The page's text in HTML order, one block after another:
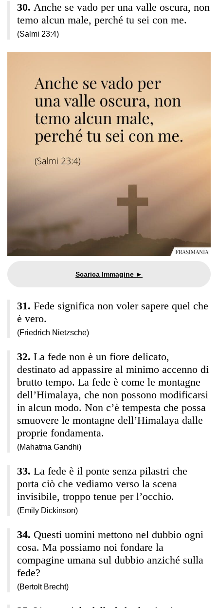
Anche se vado per una valle oscura, non
temo alcun male, perché tu sei con me.
(Salmi 23:4)
Fede significa non voler sapere quel che
è vero.
(Friedrich Nietzsche)
La fede non è un fiore delicato,
destinato ad appassire al minimo accenno di
brutto tempo. La fede è come le montagne
dell’Himalaya, che non possono modificarsi
in alcun modo. Non c’è tempesta che possa
smuovere le montagne dell’Himalaya dalle
proprie fondamenta.
(Mahatma Gandhi)
La fede è il ponte senza pilastri che
porta ciò che vediamo verso la scena
invisibile, troppo tenue per l’occhio.
(Emily Dickinson)
Questi uomini mettono nel dubbio ogni
cosa. Ma possiamo noi fondare la
compagine umana sul dubbio anziché sulla
fede?
(Bertolt Brecht)